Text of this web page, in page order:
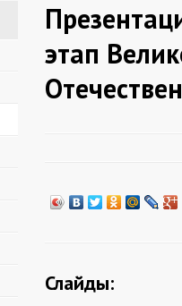
этап
Слайды: